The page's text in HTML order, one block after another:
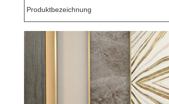
Produktbezeichnung